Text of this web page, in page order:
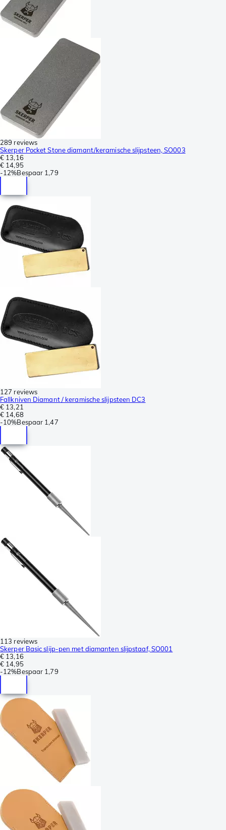
289 reviews
Skerper Pocket Stone diamant/keramische slijpsteen, SO003
€ 13,16
€ 14,95
-12%Bespaar 1,79
127 reviews
Fallkniven Diamant / keramische slijpsteen DC3
€ 13,21
€ 14,68
-10%Bespaar 1,47
113 reviews
Skerper Basic slijp-pen met diamanten slijpstaaf, SO001
€ 13,16
€ 14,95
-12%Bespaar 1,79